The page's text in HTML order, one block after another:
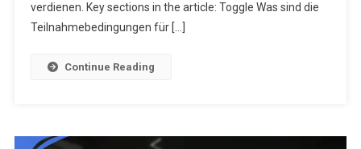
verdienen. Key sections in the article: Toggle Was sind die
Teilnahmebedingungen für […]
Continue Reading